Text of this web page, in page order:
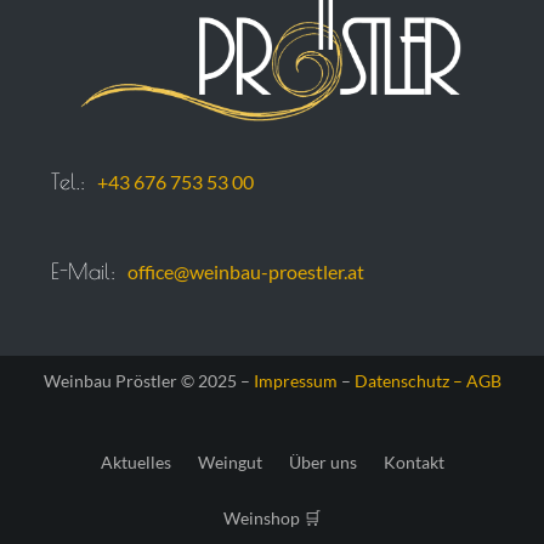
Tel.: +43 676 753 53 00
E-Mail: office@weinbau-proestler.at
Weinbau Pröstler © 2025 – Impressum – Datenschutz – AGB
Aktuelles Weingut Über uns Kontakt
Weinshop 🛒